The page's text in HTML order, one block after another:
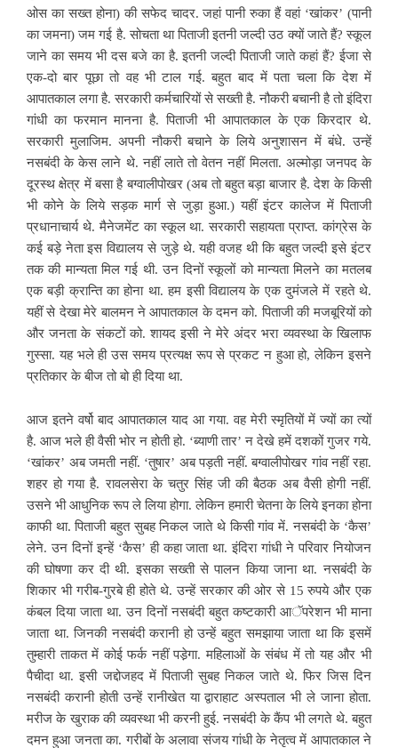
ओस का सख्त होना) की सफेद चादर. जहां पानी रुका हैं वहां ‘खांकर’ (पानी
का जमना) जम गई है. सोचता था पिताजी इतनी जल्दी उठ क्यों जाते हैं? स्कूल
जाने का समय भी दस बजे का है. इतनी जल्दी पिताजी जाते कहां हैं? ईजा से
एक-दो बार पूछा तो वह भी टाल गई. बहुत बाद में पता चला कि देश में
आपातकाल लगा है. सरकारी कर्मचारियों से सख्ती है. नौकरी बचानी है तो इंदिरा
गांधी का फरमान मानना है. पिताजी भी आपातकाल के एक किरदार थे.
सरकारी मुलाजिम. अपनी नौकरी बचाने के लिये अनुशासन में बंधे. उन्हें
नसबंदी के केस लाने थे. नहीं लाते तो वेतन नहीं मिलता. अल्मोड़ा जनपद के
दूरस्थ क्षेत्र में बसा है बग्वालीपोखर (अब तो बहुत बड़ा बाजार है. देश के किसी
भी कोने के लिये सड़क मार्ग से जुड़ा हुआ.) यहीं इंटर कालेज में पिताजी
प्रधानाचार्य थे. मैनेजमेंट का स्कूल था. सरकारी सहायता प्राप्त. कांग्रेस के
कई बड़े नेता इस विद्यालय से जुड़े थे. यही वजह थी कि बहुत जल्दी इसे इंटर
तक की मान्यता मिल गई थी. उन दिनों स्कूलों को मान्यता मिलने का मतलब
एक बड़ी क्रान्ति का होना था. हम इसी विद्यालय के एक दुमंजले में रहते थे.
यहीं से देखा मेरे बालमन ने आपातकाल के दमन को. पिताजी की मजबूरियों को
और जनता के संकटों को. शायद इसी ने मेरे अंदर भरा व्यवस्था के खिलाफ
गुस्सा. यह भले ही उस समय प्रत्यक्ष रूप से प्रकट न हुआ हो, लेकिन इसने
प्रतिकार के बीज तो बो ही दिया था.
आज इतने वर्षो बाद आपातकाल याद आ गया. वह मेरी स्मृतियों में ज्यों का त्यों
है. आज भले ही वैसी भोर न होती हो. ‘ब्याणी तार’ न देखे हमें दशकों गुजर गये.
‘खांकर’ अब जमती नहीं. ‘तुषार’ अब पड़ती नहीं. बग्वालीपोखर गांव नहीं रहा.
शहर हो गया है. रावलसेरा के चतुर सिंह जी की बैठक अब वैसी होगी नहीं.
उसने भी आधुनिक रूप ले लिया होगा. लेकिन हमारी चेतना के लिये इनका होना
काफी था. पिताजी बहुत सुबह निकल जाते थे किसी गांव में. नसबंदी के ‘कैस’
लेने. उन दिनों इन्हें ‘कैस’ ही कहा जाता था. इंदिरा गांधी ने परिवार नियोजन
की घोषणा कर दी थी. इसका सख्ती से पालन किया जाना था. नसबंदी के
शिकार भी गरीब-गुरबे ही होते थे. उन्हें सरकार की ओर से 15 रुपये और एक
कंबल दिया जाता था. उन दिनों नसबंदी बहुत कष्टकारी आॅपरेशन भी माना
जाता था. जिनकी नसबंदी करानी हो उन्हें बहुत समझाया जाता था कि इसमें
तुम्हारी ताकत में कोई फर्क नहीं पडे़गा. महिलाओं के संबंध में तो यह और भी
पैचीदा था. इसी जद्दोजहद में पिताजी सुबह निकल जाते थे. फिर जिस दिन
नसबंदी करानी होती उन्हें रानीखेत या द्वाराहाट अस्पताल भी ले जाना होता.
मरीज के खुराक की व्यवस्था भी करनी हुई. नसबंदी के कैंप भी लगते थे. बहुत
दमन हुआ जनता का. गरीबों के अलावा संजय गांधी के नेतृत्व में आपातकाल ने